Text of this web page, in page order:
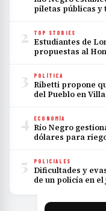
piletas públicas y
2 TOP STORIES
Estudiantes de
propuestas al
3 POLÍTICA
Ribetti propone
del Pueblo en
4 ECONOMÍA
Río Negro
dólares para
5 POLICIALES
Dificultades y
de un policía en